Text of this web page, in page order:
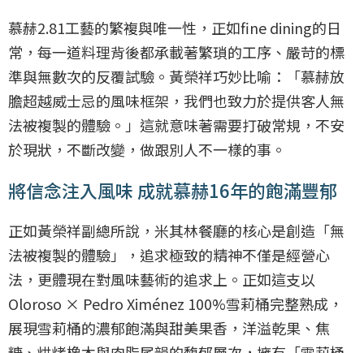
慕赫2.81工藝的繁複與唯一性，正如fine dining的日
常，每一道料理背後都承載著繁瑣的工序、嚴苛的標
準與無數次的反覆試驗。黃榮祥巧妙比喻：「慕赫放
膽超越威士忌的風味框架，我們也致力於提供客人無
法被複製的體驗。」這就意味著需要打破常規，不安
於現狀，不斷改變，做跟別人不一樣的事。
將信念注入風味 成就慕赫16年的飽滿豐郁
正如黃榮祥副總所說，米其林餐廳的核心是創造「無
法被複製的體驗」，追求極致的精神不僅是經營心
法，更體現在對風味藝術的追求上。正如這支以
Oloroso × Pedro Ximénez 100%雪莉桶完整熟成，
展現雪莉桶的濃郁飽滿與甜美果香，洋溢乾果、焦